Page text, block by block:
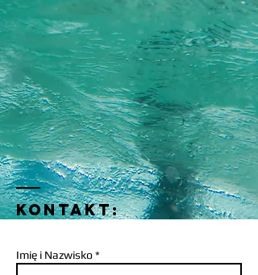
kontakt:
Imię i Nazwisko *